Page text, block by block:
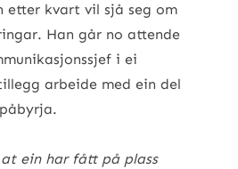
etter kvart vil sjå seg om
Han går no attende
i ei
arbeide med ein del
ein har fått på plass